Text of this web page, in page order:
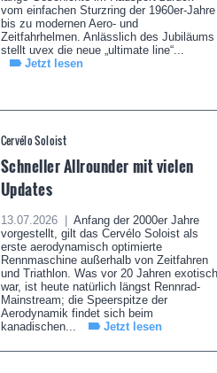
vom einfachen Sturzring der 1960er-Jahre
bis zu modernen Aero- und
Zeitfahrhelmen. Anlässlich des Jubiläums
stellt uvex die neue „ultimate line“...
Jetzt lesen
Cervélo Soloist
Schneller Allrounder mit vielen
Updates
13.07.2026 |
Anfang der 2000er Jahre
vorgestellt, gilt das Cervélo Soloist als
erste aerodynamisch optimierte
Rennmaschine außerhalb von Zeitfahren
und Triathlon. Was vor 20 Jahren exotisch
war, ist heute natürlich längst Rennrad-
Mainstream; die Speerspitze der
Aerodynamik findet sich beim
kanadischen...
Jetzt lesen